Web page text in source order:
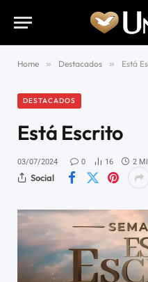
Home » Destacados » Está
DESTACADOS
Está Escrito
03/07/2024 0 16 2
Social